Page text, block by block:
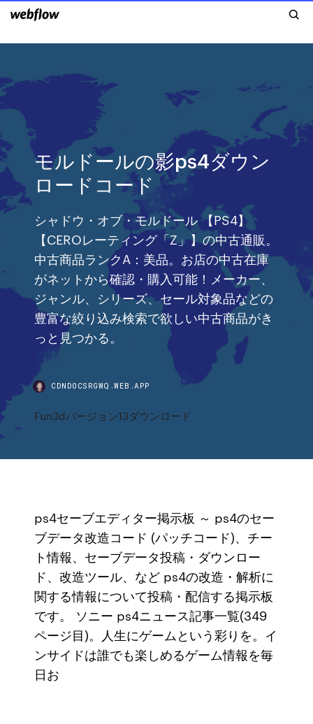
モルドールの影ps4ダウン
ロードコード
シャドウ・オブ・モルドール 【PS4】
【CEROレーティング「Z」】の中古通販。
中古商品ランクA：美品。お店の中古在庫
がネットから確認・購入可能！メーカー、
ジャンル、シリーズ、セール対象品などの
豊富な絞り込み検索で欲しい中古商品がき
っと見つかる。
CDNDOCSRGWQ.WEB.APP
Fun3dバージョン13ダウンロード
ps4セーブエディター掲示板 ～ ps4のセー
ブデータ改造コード (パッチコード)、チー
ト情報、セーブデータ投稿・ダウンロー
ド、改造ツール、など ps4の改造・解析に
関する情報について投稿・配信する掲示板
です。 ソニー ps4ニュース記事一覧(349
ページ目)。人生にゲームという彩りを。イ
ンサイドは誰でも楽しめるゲーム情報を毎
日お